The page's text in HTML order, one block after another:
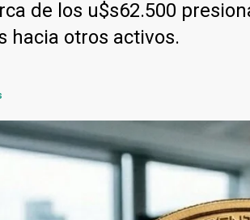
de los u$s62.500
hacia otros activos.